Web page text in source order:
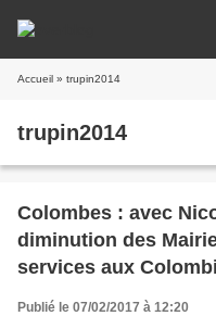
Accueil » trupin2014
trupin2014
Colombes : avec
diminution des
services aux
Publié le 07/02/2017 à 12:20